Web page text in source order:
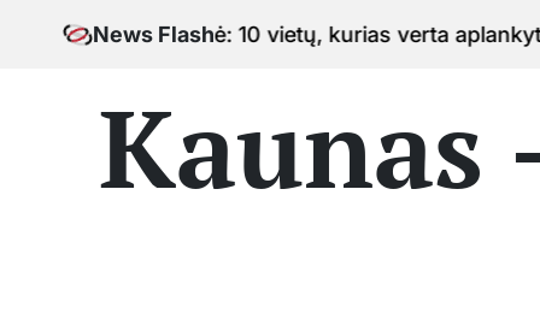
News Flash
10 vietų, kurias verta aplankyti keliaujant po miestą
Kaunas